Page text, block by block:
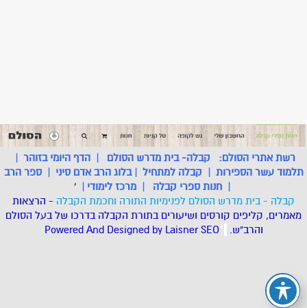
רשת אתרי הסולם: קבלה- בית מדרש הסולם |הדף היומי בזוהר |
תלמוד עשר הספירות | קבלה למתחיל |בלוג הרב אדם סיני |ספר הרב
| חנות ספרי קבלה | מרכז לימודי |
'
קבלה - בית מדרש הסולם לפנימיות התורה וחכמת הקבלה - הרצאות
מאמרים, קליפים קורסים ושיעורים בתורת הקבלה בדרכו של בעל הסולם
והרב"ש. *
Powered And Designed by LaisnerSEO